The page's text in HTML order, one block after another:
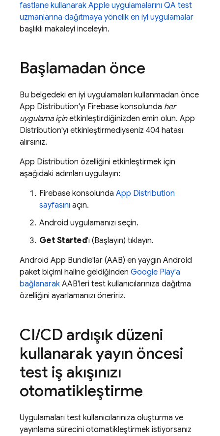
fastlane kullanarak Apple uygulamalarını QA test
uzmanlarına dağıtmaya yönelik en iyi uygulamalar
başlıklı makaleyi inceleyin.
Başlamadan önce
Bu belgedeki en iyi uygulamaları kullanmadan önce
App Distribution'yı Firebase konsolunda her
uygulama içinetkinleştirdiğinizden emin olun. App
Distribution'yı etkinleştirmediyseniz 404 hatası
alırsınız.
App Distribution özelliğini etkinleştirmek için
aşağıdaki adımları uygulayın:
Firebase konsolunda App Distribution
sayfasını açın.
Android uygulamanızı seçin.
Get Started'ı (Başlayın) tıklayın.
Android App Bundle'lar (AAB) en yaygın Android
paket biçimi haline geldiğinden Google Play'a
bağlanarak AAB'leri test kullanıcılarınıza dağıtma
özelliğini ayarlamanızı öneririz.
CI/CD ardışık düzeni
kullanarak yayın öncesi
test iş akışınızı
otomatikleştirme
Uygulamaları test kullanıcılarınıza oluşturma ve
yayınlama sürecini otomatikleştirmek istiyorsanız